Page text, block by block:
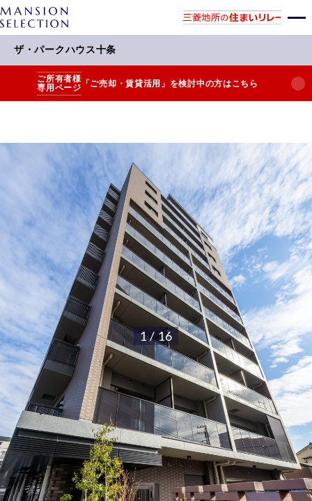
ザ・パークハウス十条
ご所有者様
専用ページ 「ご売却・賃貸活用」を検討中の方はこちら
1 / 16